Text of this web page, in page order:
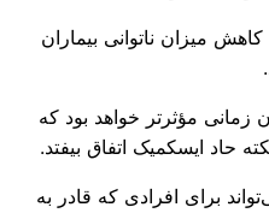
میزان ناتوانی بیماران
زمانی مؤثرتر خواهد بود که
برای افرادی که قادر به